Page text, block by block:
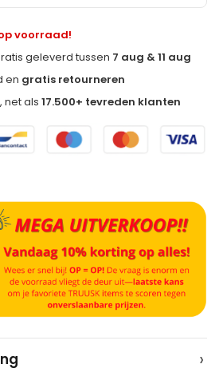
voorraad!
geleverd tussen 7 aug & 11 aug
en gratis retourneren
net als17.500+ tevreden klanten
›